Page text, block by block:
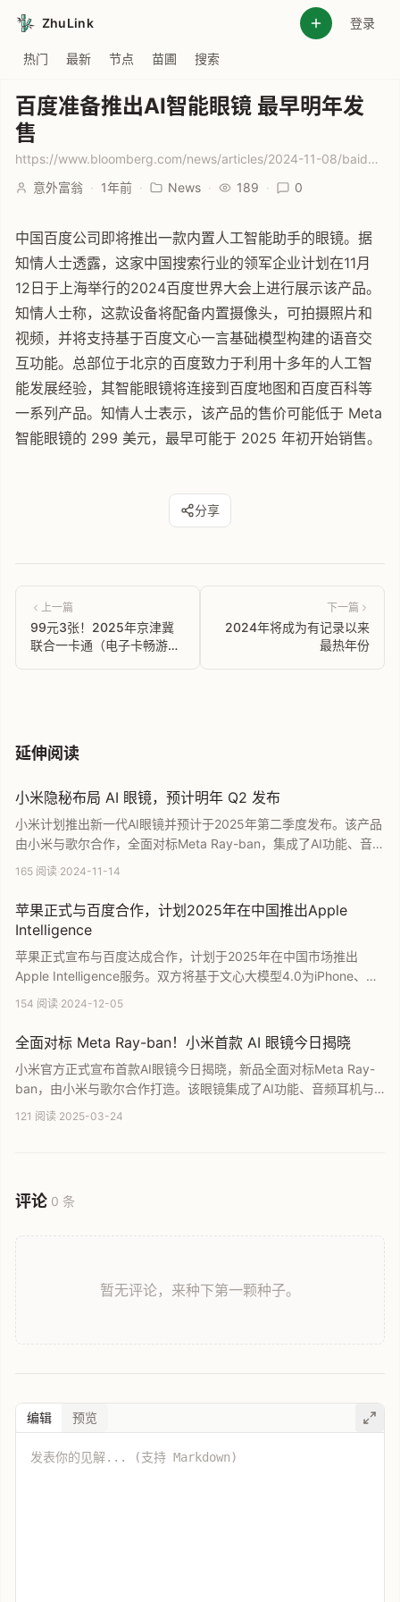
ZhuLink 登录
热门 最新 节点 苗圃 搜索
百度准备推出AI智能眼镜 最早明年发
售
https://www.bloomberg.com/news/articles/2024-11-08/baidu-ai-smart-glasses-to-rival-meta-s-ray-bans-coming-at-baidu-world
意外富翁 · 1年前 · News · 189 · 0
中国百度公司即将推出一款内置人工智能助手的眼镜。据
知情人士透露，这家中国搜索行业的领军企业计划在11月
12日于上海举行的2024百度世界大会上进行展示该产品。
知情人士称，这款设备将配备内置摄像头，可拍摄照片和
视频，并将支持基于百度文心一言基础模型构建的语音交
互功能。总部位于北京的百度致力于利用十多年的人工智
能发展经验，其智能眼镜将连接到百度地图和百度百科等
一系列产品。知情人士表示，该产品的售价可能低于 Meta
智能眼镜的 299 美元，最早可能于 2025 年初开始销售。
分享
上一篇
99元3张！2025年京津冀
联合一卡通（电子卡畅游
下一篇
2024年将成为有记录以来
最热年份
延伸阅读
小米隐秘布局 AI 眼镜，预计明年 Q2 发布
小米计划推出新一代AI眼镜并预计于2025年第二季度发布。该产品
由小米与歌尔合作，全面对标Meta Ray-ban，集成了AI功能、音频
耳机及摄像头模块。雷军对该产品的出货量预期超过三十万台。本
来市场预期。
165 阅读·2024-11-14
苹果正式与百度合作，计划2025年在中国推出Apple
Intelligence
苹果正式宣布与百度达成合作，计划于2025年在中国市场推出
Apple Intelligence服务。双方将基于文心大模型4.0为iPhone、
Mac和iPad提供生成式人工智能支持。此次合作涵盖端侧与云端大
苹果设备在中国市场的智能化交互体验。
154 阅读·2024-12-05
全面对标 Meta Ray-ban！小米首款 AI 眼镜今日揭晓
小米官方正式宣布首款AI眼镜今日揭晓，新品全面对标Meta Ray-
ban，由小米与歌尔合作打造。该眼镜集成了AI功能、音频耳机与
摄像头模块，相比前代MIJIA智能音频眼镜体积更轻便，佩戴舒适
121 阅读·2025-03-24
评论 0 条
暂无评论，来种下第一颗种子。
编辑 预览